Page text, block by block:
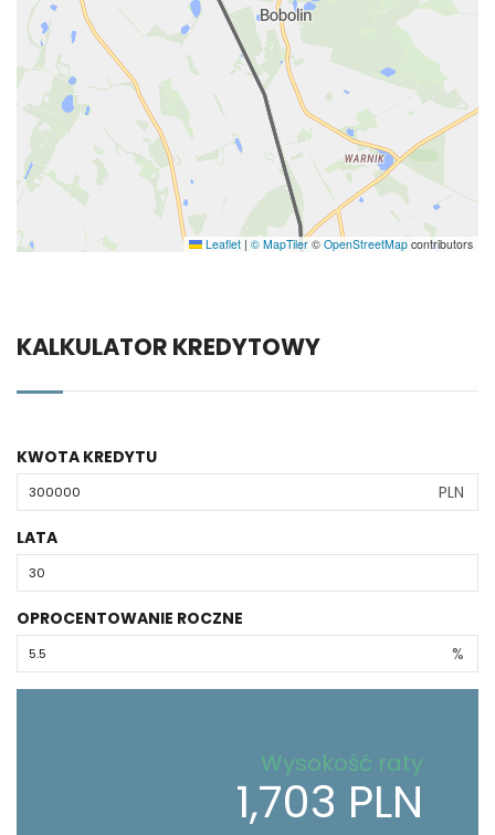
Leaflet | © MapTiler © OpenStreetMap contributors
KALKULATOR KREDYTOWY
KWOTA KREDYTU
PLN
LATA
OPROCENTOWANIE ROCZNE
%
Wysokość raty
1,703 PLN